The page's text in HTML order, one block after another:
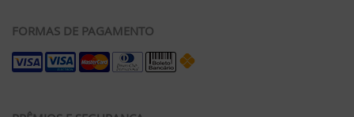
FORMAS DE PAGAMENTO